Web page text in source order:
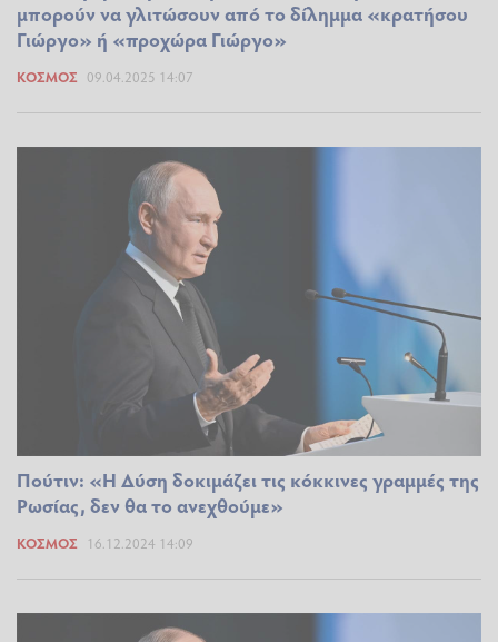
μπορούν να γλιτώσουν από το δίλημμα «κρατήσου
Γιώργο» ή «προχώρα Γιώργο»
ΚΌΣΜΟΣ 09.04.2025 14:07
Πούτιν: «Η Δύση δοκιμάζει τις κόκκινες γραμμές της
Ρωσίας, δεν θα το ανεχθούμε»
ΚΌΣΜΟΣ 16.12.2024 14:09